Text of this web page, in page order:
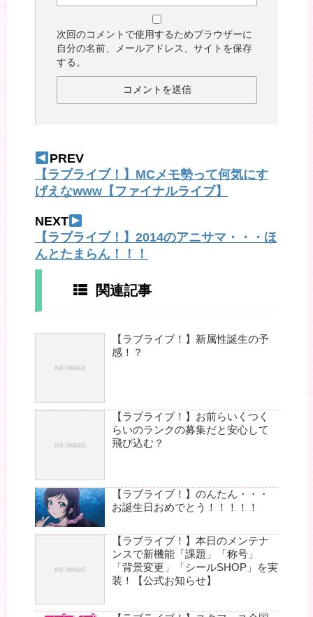
次回のコメントで使用するためブラウザーに
自分の名前、メールアドレス、サイトを保存
する。
PREV
【ラブライブ！】MCメモ勢って何気にす
げえなwww【ファイナルライブ】
NEXT
【ラブライブ！】2014のアニサマ・・・ほ
んとたまらん！！！
関連記事
【ラブライブ！】新属性誕生の予
感！？
【ラブライブ！】お前らいくつく
らいのランクの募集だと安心して
飛び込む？
【ラブライブ！】のんたん・・・
お誕生日おめでとう！！！！！
【ラブライブ！】本日のメンテナ
ンスで新機能「課題」「称号」
「背景変更」「シールSHOP」を実
装！【公式お知らせ】